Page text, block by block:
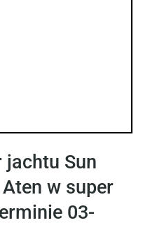
jachtu Sun
w super
03-